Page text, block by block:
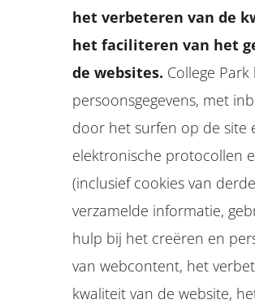
het verbeteren van de
het faciliteren van het
de websites. College
persoonsgegevens, met
door het surfen op de site
elektronische protocollen
(inclusief cookies van
verzamelde informatie,
hulp bij het creëren en
van webcontent, het
kwaliteit van de website,